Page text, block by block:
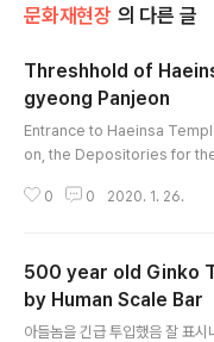
문화재현장 의 다른 글
Threshhold of Haeinsa Temple Jang
gyeong Panjeon
Entrance to Haeinsa
on, the Depositories for
taka Koreana
0 0 2020. 1. 26.
500 year old Ginko
by Human Scale Bar
아들놈을 긴급 투입했음 잘 표시